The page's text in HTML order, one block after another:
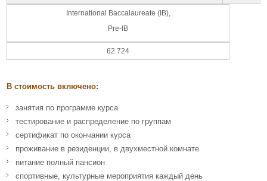
International Baccalaureate (IB),
Pre-IB
62.724
В стоимость включено:
занятия по программе курса
тестирование и распределение по группам
сертификат по окончании курса
проживание в резиденции, в двухместной комнате
питание полный пансион
спортивные, культурные мероприятия каждый день